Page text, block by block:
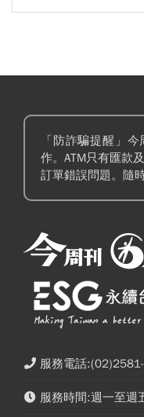
「防詐騙提醒」
作。ATM只有匯款
訂單錯誤問題。隨
服務電話
服務時間:週一至